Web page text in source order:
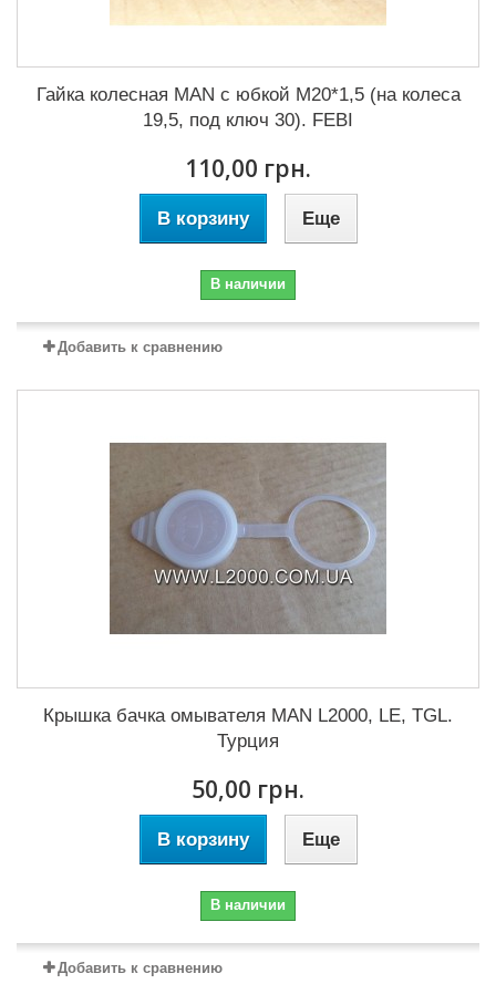
Гайка колесная MAN с юбкой М20*1,5 (на колеса
19,5, под ключ 30). FEBI
110,00 грн.
В корзину Еще
В наличии
Добавить к сравнению
Крышка бачка омывателя MAN L2000, LE, TGL.
Турция
50,00 грн.
В корзину Еще
В наличии
Добавить к сравнению